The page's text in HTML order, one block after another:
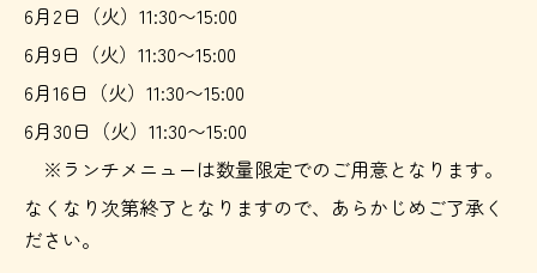
6月2日（火）11:30〜15:00
6月9日（火）11:30〜15:00
6月16日（火）11:30〜15:00
6月30日（火）11:30〜15:00
※ランチメニューは数量限定でのご用意となります。
なくなり次第終了となりますので、あらかじめご了承く
ださい。